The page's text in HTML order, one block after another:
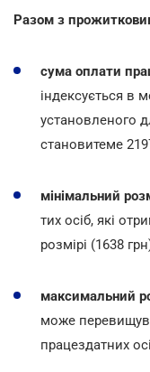
Разом з
сума оплати
індексується в
установленого
становитеме
мінімальний
тих осіб, які
розмірі (1638
максимальний
може
працездатних